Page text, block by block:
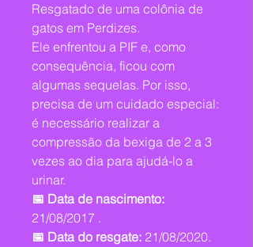
Resgatado de uma colônia de
gatos em Perdizes.
Ele enfrentou a PIF e, como
consequência, ficou com
algumas sequelas. Por isso,
precisa de um cuidado especial:
é necessário realizar a
compressão da bexiga de 2 a 3
vezes ao dia para ajudá-lo a
urinar.
📅 Data de nascimento:
21/08/2017 .
📅 Data do resgate: 21/08/2020.